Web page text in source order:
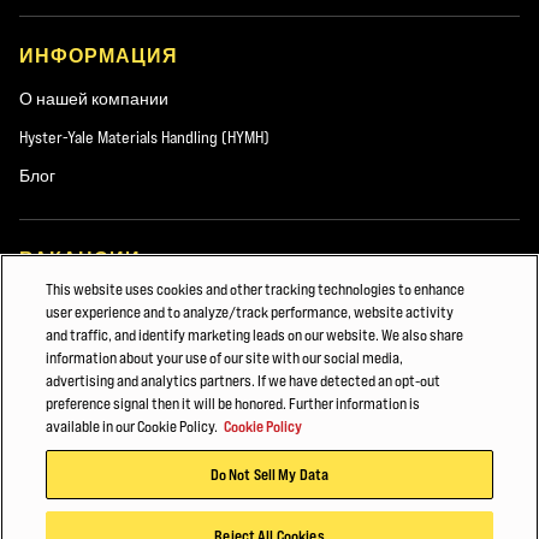
запустится, если не закрыта дверь кабины, не занято кресло
оператора или не застегнут ремень безопасности
записывает показания счетчика времени работы машины,
фиксирует случаи столкновения, параметры проведения
выключатель аккумулятора и многое другое.
ИНФОРМАЦИЯ
О нашей компании
Hyster-Yale Materials Handling (HYMH)
Блог
ВАКАНСИИ
© 2026 Hyster-Yale Group, Inc. Все права защищены.
Политика конфиденциальности
Условия пользования сайтом
Политика в отношении файлов Cookie
This website uses cookies and other tracking technologies to enhance
user experience and to analyze/track performance, website activity
and traffic, and identify marketing leads on our website. We also share
information about your use of our site with our social media,
advertising and analytics partners. If we have detected an opt-out
preference signal then it will be honored. Further information is
available in our Cookie Policy. Cookie Policy
Do Not Sell My Data